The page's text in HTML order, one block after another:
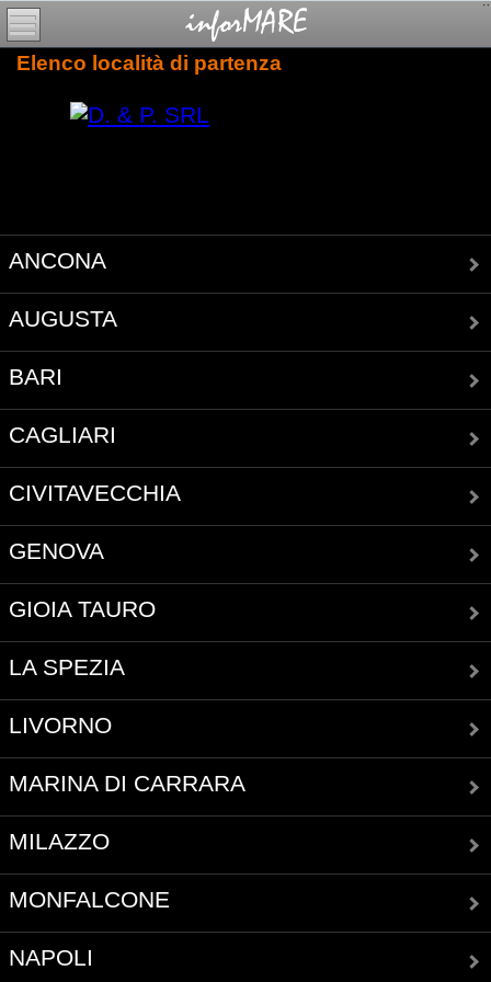
Elenco località di partenza
ANCONA
AUGUSTA
BARI
CAGLIARI
CIVITAVECCHIA
GENOVA
GIOIA TAURO
LA SPEZIA
LIVORNO
MARINA DI CARRARA
MILAZZO
MONFALCONE
NAPOLI